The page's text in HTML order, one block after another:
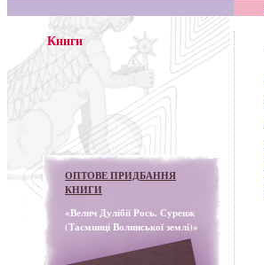
Книги
ОПТОВЕ ПРИДБАННЯ
КНИГИ
«Велич Дулібії Рось. Суренж
(Таємниці Волинської землі)»